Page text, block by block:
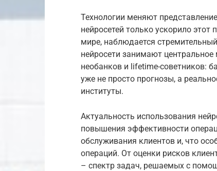
Технологии меняют
нейросетей только ускорило
мире, наблюдается
нейросети занимают
необанков и lifetime-советников:
уже не просто прогнозы, а
институты.
Актуальность использования
повышения эффективности
обслуживания клиентов и, что
операций. От оценки рисков
– спектр задач, решаемых с